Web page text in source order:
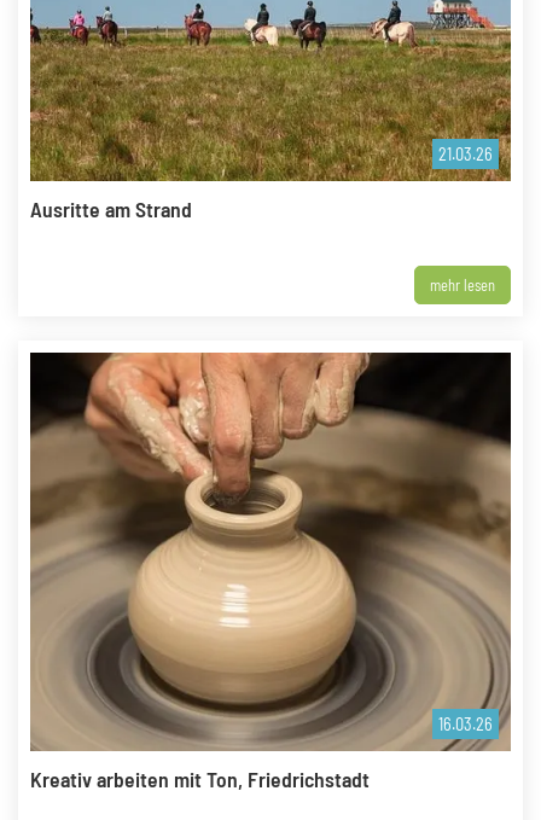
21.03.26
Ausritte am Strand
mehr lesen
16.03.26
Kreativ arbeiten mit Ton, Friedrichstadt